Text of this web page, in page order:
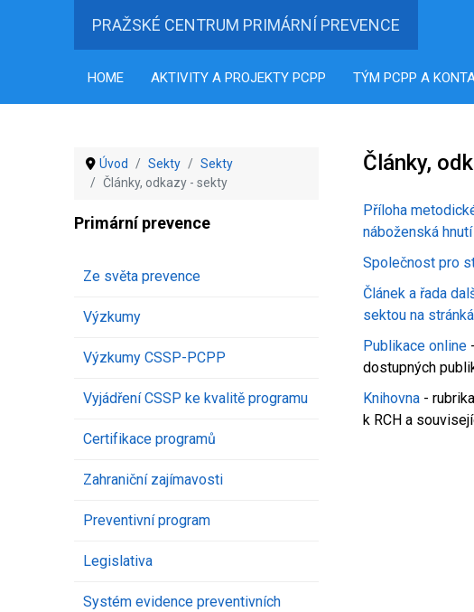
PRAŽSKÉ CENTRUM PRIMÁRNÍ PREVENCE
HOME AKTIVITY A PROJEKTY PCPP TÝM PCPP A
Úvod Sekty
Sekty
Články, odkazy - sekty
Primární prevence
Ze světa prevence
Výzkumy
Výzkumy CSSP-PCPP
Vyjádření CSSP ke kvalitě programu
Certifikace programů
Zahraniční zajímavosti
Preventivní program
Legislativa
Systém evidence preventivních
Články,
Příloha
náboženská hnutí
Společnost pro
Článek a řada
sektou na
Publikace online
dostupných
Knihovna -
k RCH a